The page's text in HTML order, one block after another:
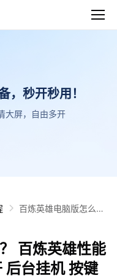
，秒开秒用！
大屏，自由多开
百炼英雄电脑版怎么
台挂机 按键设置教程
百炼英雄性能
台挂机 按键